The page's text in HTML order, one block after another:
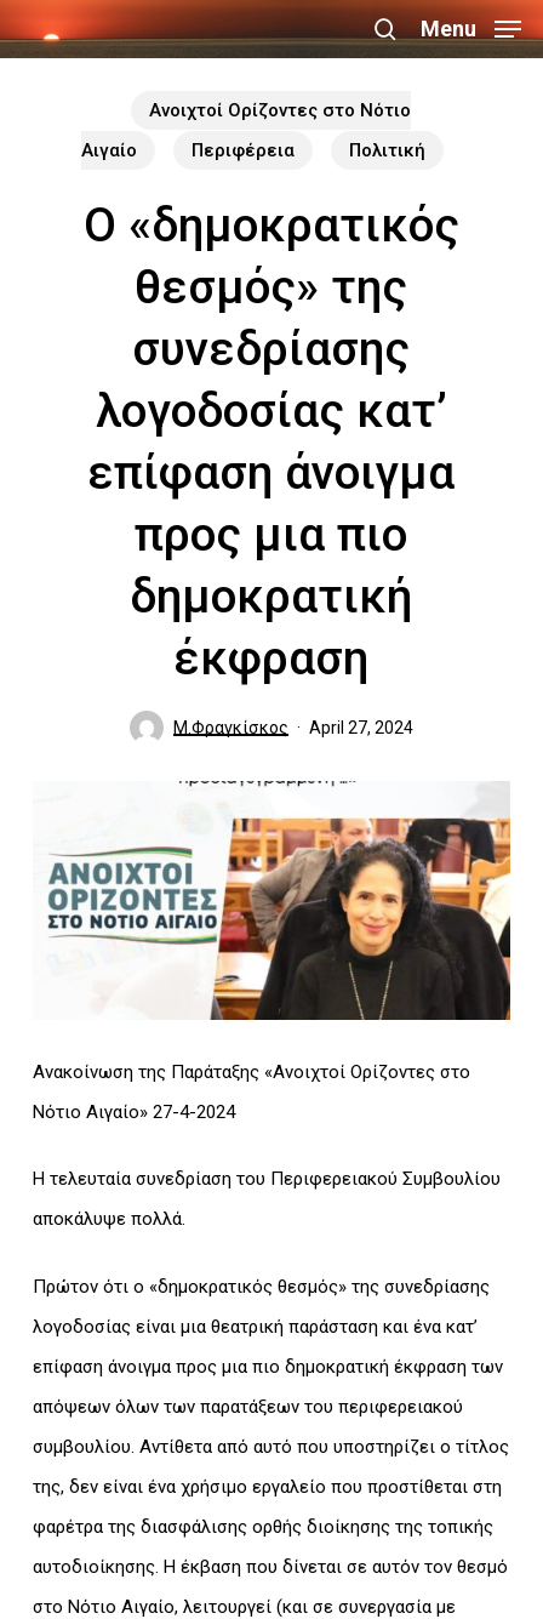
to
search
Menu
Ανοιχτοί Ορίζοντες στο Νότιο
Αιγαίο
Περιφέρεια Πολιτική
Ο «δημοκρατικός
θεσμός» της
συνεδρίασης
λογοδοσίας κατ’
επίφαση άνοιγμα
προς μια πιο
δημοκρατική
έκφραση
Μ.Φραγκίσκος April 27, 2024
Ανακοίνωση της Παράταξης «Ανοιχτοί Ορίζοντες στο
Νότιο Αιγαίο» 27-4-2024
Η τελευταία συνεδρίαση του Περιφερειακού Συμβουλίου
αποκάλυψε πολλά.
Πρώτον ότι ο «δημοκρατικός θεσμός» της συνεδρίασης
λογοδοσίας είναι μια θεατρική παράσταση και ένα κατ’
επίφαση άνοιγμα προς μια πιο δημοκρατική έκφραση των
απόψεων όλων των παρατάξεων του περιφερειακού
συμβουλίου. Αντίθετα από αυτό που υποστηρίζει ο τίτλος
της, δεν είναι ένα χρήσιμο εργαλείο που προστίθεται στη
φαρέτρα της διασφάλισης ορθής διοίκησης της τοπικής
αυτοδιοίκησης. Η έκβαση που δίνεται σε αυτόν τον θεσμό
στο Νότιο Αιγαίο, λειτουργεί (και σε συνεργασία με